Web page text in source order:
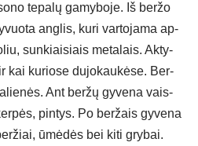
te­pa­lų ga­my­bo­je. Iš ber­žo
ang­lis, ku­ri var­to­ja­ma ap­
sun­kiai­siais me­ta­lais. Ak­ty­
kai ku­rio­se du­jo­kau­kė­se. Ber­
Ant ber­žų gy­ve­na vais­
pin­tys. Po ber­žais gy­ve­na
ūmė­dės bei ki­ti gry­bai.